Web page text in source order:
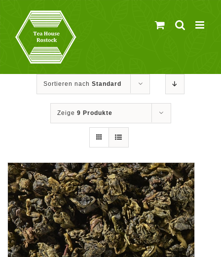
springen
Sortieren nach Standard
Zeige 9 Produkte